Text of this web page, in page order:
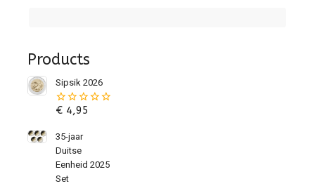
Products
Sipsik 2026
0
de
€4,95
35-jaar
Duitse
Eenheid 2025
Set